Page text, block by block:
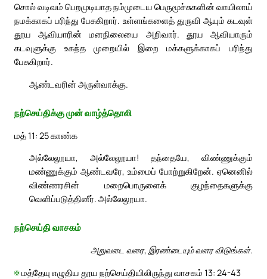
சொல் வடிவம் பெறமுடியாத நம்முடைய பெருமூச்சுகளின் வாயிலாய்
நமக்காகப் பரிந்து பேசுகிறார். உள்ளங்களைத் துருவி ஆயும் கடவுள்
தூய ஆவியாரின் மனநிலையை அறிவார். தூய ஆவியாரும்
கடவுளுக்கு உகந்த முறையில் இறை மக்களுக்காகப் பரிந்து
பேசுகிறார்.
ஆண்டவரின் அருள்வாக்கு.
நற்செய்திக்கு முன் வாழ்த்தொலி
மத் 11: 25 காண்க
அல்லேலூயா, அல்லேலூயா! தந்தையே, விண்ணுக்கும்
மண்ணுக்கும் ஆண்டவரே, உம்மைப் போற்றுகிறேன். ஏனெனில்
விண்ணரசின் மறைபொருளைக் குழந்தைகளுக்கு
வெளிப்படுத்தினீர். அல்லேலூயா.
நற்செய்தி வாசகம்
அறுவடை வரை, இரண்டையும் வளர விடுங்கள்.
✠மத்தேயு எழுதிய தூய நற்செய்தியிலிருந்து வாசகம் 13: 24-43